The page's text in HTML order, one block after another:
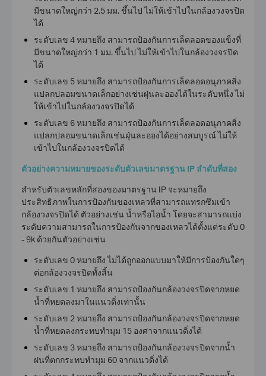
มีขนาดใหญ่กว่า 2.5 มม. ขึ้นไป ไม่ให้เข้าไปในกล้องวงจรปิด
ได้
ระดับเลข 4 หมายถึง สามารถป้องกันการเล็ดลอดของแข็งที่
มีขนาดใหญ่กว่า 1 มม. ขึ้นไป ไม่ให้เข้าไปในกล้องวงจรปิด
ได้
ระดับเลข 5 หมายถึง สามารถป้องกันการเล็ดลอดอนุภาคสิ่ง
แปลกปลอมขนาดเล็กอย่างเช่นฝุ่นละอองได้ในระดับหนึ่ง ไม่
ให้เข้าไปในกล้องวงจรปิดได้
ระดับเลข 6 หมายถึง สามารถป้องกันการเล็ดลอดอนุภาคสิ่ง
แปลกปลอมขนาดเล็กเช่นฝุ่นละอองได้อย่างสมบูรณ์ ไม่ให้
เข้าไปในกล้องวงจรปิดได้
ตัวอย่างความหมายของระดับตัวเลขมาตรฐาน IP ลำดับที่สอง
สำหรับตัวเลขหลักที่สองของมาตรฐาน IP จะหมายถึง
ประสิทธิภาพในการป้องกันของเหลวที่สามารถแทรกซึมเข้า
กล้องวงจรปิดได้ ตัวอย่างเช่น น้ำหรือไอน้ำ โดยจะสามารถแบ่ง
ระดับความสามารถในการป้องกันจากของเหลวได้ตั้งแต่ระดับ 0
- 9k ด้วยกันตัวอย่างเช่น
ระดับเลข 0 หมายถึง ไม่ได้ถูกออกแบบมาให้มีการป้องกันใดๆ
ต่อกล้องวงจรปิดทั้งสิ้น
ระดับเลข 1 หมายถึง สามารถป้องกันกล้องวงจรปิดจากหยด
น้ำที่หยดลงมาในแนวดิ่งเท่านั้น
ระดับเลข 2 หมายถึง สามารถป้องกันกล้องวงจรปิดจากหยด
น้ำที่หยดลงกระทบทำมุม 15 องศาจากแนวดิ่งได้
ระดับเลข 3 หมายถึง สามารถป้องกันกล้องวงจรปิดจากน้ำ
ฝนที่ตกกระทบทำมุม 60 จากแนวดิ่งได้